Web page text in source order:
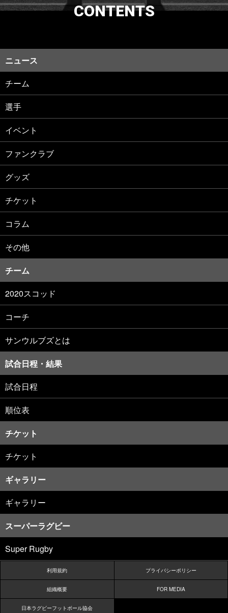
CONTENTS
ニュース
チーム
選手
イベント
ファンクラブ
グッズ
チケット
コラム
その他
チーム
2020スコッド
コーチ
サンウルブズとは
試合日程・結果
試合日程
順位表
チケット
チケット
ギャラリー
ギャラリー
スーパーラグビー
Super Rugby
利用規約 プライバシーポリシー
組織概要 FOR MEDIA
日本ラグビーフットボール協会